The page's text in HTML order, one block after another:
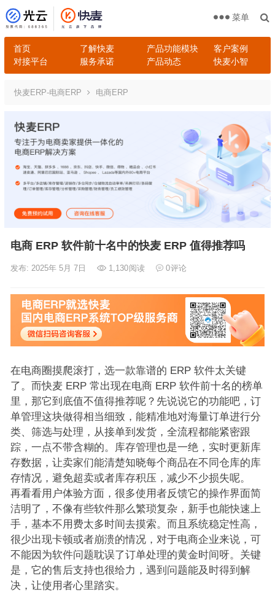
首页 了解快麦 产品功能模块
客户案例
对接平台
服务承诺 产品动态 快麦小智
菜单
快麦ERP-电商ERP 电商ERP
电商 ERP 软件前十名中的快麦 ERP 值得推荐吗
发布: 2025年 5月 7日 1,130阅读 0评论
在电商圈摸爬滚打，选一款靠谱的 ERP 软件太关键
了。而快麦 ERP 常出现在电商 ERP 软件前十名的榜单
里，那它到底值不值得推荐呢？先说说它的功能吧，订
单管理这块做得相当细致，能精准地对海量订单进行分
类、筛选与处理，从接单到发货，全流程都能紧密跟
踪，一点不带含糊的。库存管理也是一绝，实时更新库
存数据，让卖家们能清楚知晓每个商品在不同仓库的库
存情况，避免超卖或者库存积压，减少不少损失呢。
再看看用户体验方面，很多使用者反馈它的操作界面简
洁明了，不像有些软件那么繁琐复杂，新手也能快速上
手，基本不用费太多时间去摸索。而且系统稳定性高，
很少出现卡顿或者崩溃的情况，对于电商企业来说，可
不能因为软件问题耽误了订单处理的黄金时间呀。关键
是，它的售后支持也很给力，遇到问题能及时得到解
决，让使用者心里踏实。